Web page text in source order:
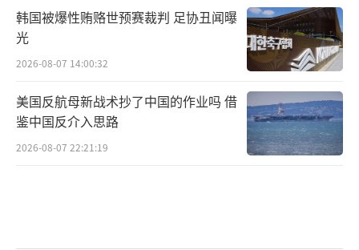
韩国被爆性贿赂世预赛裁判 足协丑闻曝
光
2026-08-07 14:00:32
美国反航母新战术抄了中国的作业吗 借
鉴中国反介入思路
2026-08-07 22:21:19